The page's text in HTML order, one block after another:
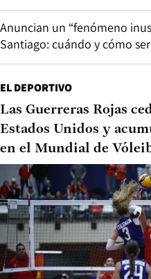
Anuncian un “fenómeno
Santiago: cuándo y cómo
EL DEPORTIVO
Las Guerreras Rojas
Estados Unidos y
en el Mundial de